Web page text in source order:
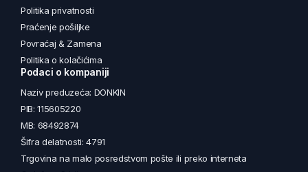
Politika privatnosti
Praćenje pošiljke
Povraćaj & Zamena
Politika o kolačićima
Podaci o kompaniji
Naziv preduzeća: DONKIN
PIB: 115605220
MB: 68492874
Šifra delatnosti: 4791
Trgovina na malo posredstvom pošte ili preko interneta